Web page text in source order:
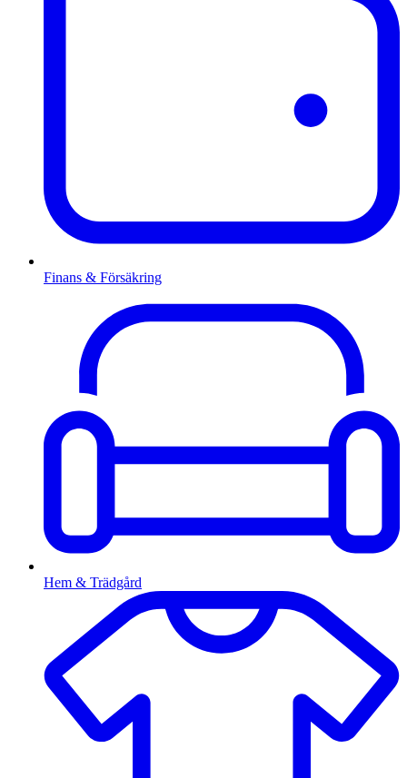
Finans & Försäkring
Hem & Trädgård